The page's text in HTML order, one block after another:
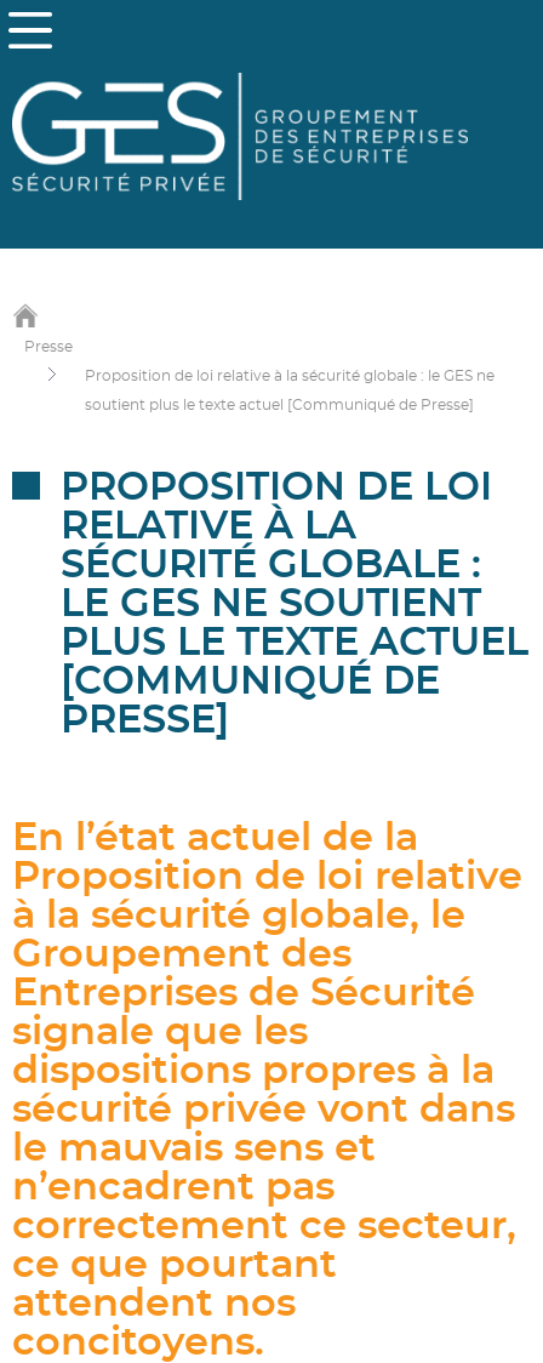
Presse
Proposition de loi relative à la sécurité globale : le GES ne
soutient plus le texte actuel [Communiqué de Presse]
PROPOSITION DE LOI
RELATIVE À LA
SÉCURITÉ GLOBALE :
LE GES NE SOUTIENT
PLUS LE TEXTE ACTUEL
[COMMUNIQUÉ DE
PRESSE]
En l’état actuel de la
Proposition de loi relative
à la sécurité globale, le
Groupement des
Entreprises de Sécurité
signale que les
dispositions propres à la
sécurité privée vont dans
le mauvais sens et
n’encadrent pas
correctement ce secteur,
ce que pourtant
attendent nos
concitoyens.